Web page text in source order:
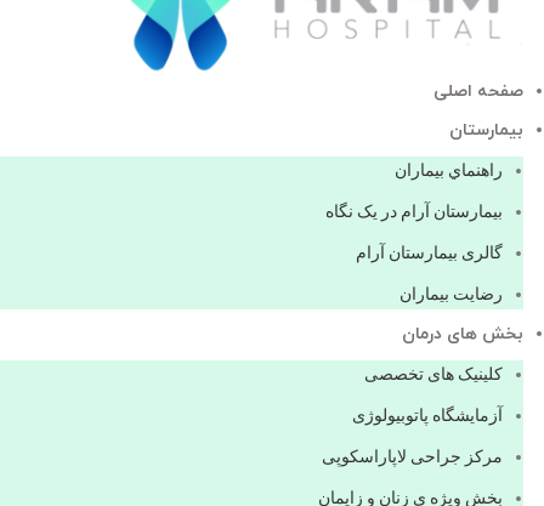
صفحه اصلی
بيمارستان
راهنماي بیماران
بیمارستان آرام در یک نگاه
گالری بیمارستان آرام
رضایت بیماران
بخش های درمان
کلینیک های تخصصی
آزمایشگاه پاتوبیولوژی
مرکز جراحی لاپاراسکوپی
بخش ویژه ی زنان و زایمان